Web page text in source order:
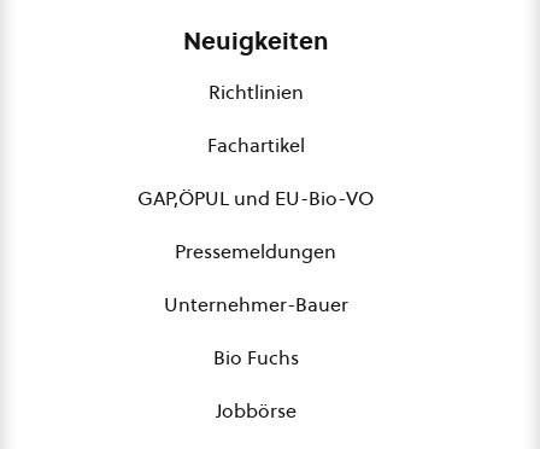
Neuigkeiten
Richtlinien
Fachartikel
GAP,ÖPUL und EU-Bio-VO
Pressemeldungen
Unternehmer-Bauer
Bio Fuchs
Jobbörse